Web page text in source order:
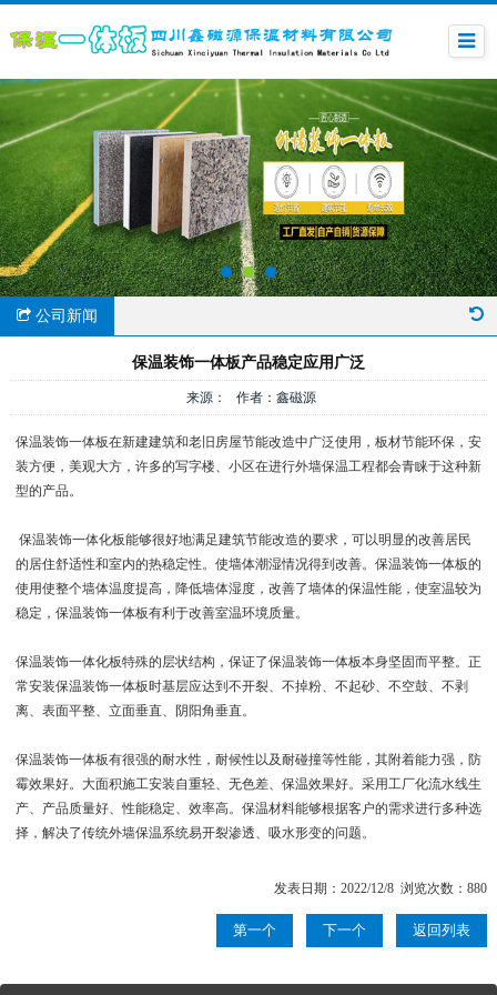
公司新闻
保温装饰一体板产品稳定应用广泛
来源： 作者：鑫磁源
保温装饰一体板在新建建筑和老旧房屋节能改造中广泛使用，板材节能环保，安
装方便，美观大方，许多的写字楼、小区在进行外墙保温工程都会青睐于这种新
型的产品。
保温装饰一体化板能够很好地满足建筑节能改造的要求，可以明显的改善居民
的居住舒适性和室内的热稳定性。使墙体潮湿情况得到改善。保温装饰一体板的
使用使整个墙体温度提高，降低墙体湿度，改善了墙体的保温性能，使室温较为
稳定，保温装饰一体板有利于改善室温环境质量。
保温装饰一体化板特殊的层状结构，保证了保温装饰一体板本身坚固而平整。正
常安装保温装饰一体板时基层应达到不开裂、不掉粉、不起砂、不空鼓、不剥
离、表面平整、立面垂直、阴阳角垂直。
保温装饰一体板有很强的耐水性，耐候性以及耐碰撞等性能，其附着能力强，防
霉效果好。大面积施工安装自重轻、无色差、保温效果好。采用工厂化流水线生
产、产品质量好、性能稳定、效率高。保温材料能够根据客户的需求进行多种选
择，解决了传统外墙保温系统易开裂渗透、吸水形变的问题。
发表日期：2022/12/8 浏览次数：880
第一个 下一个 返回列表